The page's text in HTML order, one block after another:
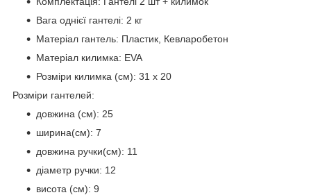
Вага однієї гантелі: 2 кг
Матеріал гантель: Пластик, Кевларобетон
Матеріал килимка: EVA
Розміри килимка (см): 31 х 20
Розміри гантелей:
довжина (см): 25
ширина(см): 7
довжина ручки(см): 11
діаметр ручки: 12
висота (см): 9